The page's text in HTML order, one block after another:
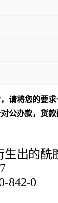
请将您的要
公办款，货
生出的酰
842-0